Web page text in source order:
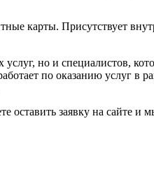
карты. Присутствует
но и специалистов,
по оказанию услуг в
оставить заявку на сайте и